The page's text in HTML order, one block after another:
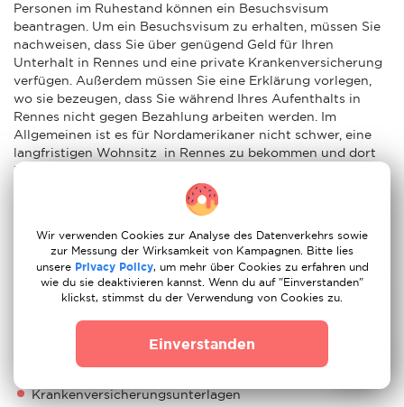
Personen im Ruhestand können ein Besuchsvisum
beantragen. Um ein Besuchsvisum zu erhalten, müssen Sie
nachweisen, dass Sie über genügend Geld für Ihren
Unterhalt in Rennes und eine private Krankenversicherung
verfügen. Außerdem müssen Sie eine Erklärung vorlegen,
wo sie bezeugen, dass Sie während Ihres Aufenthalts in
Rennes nicht gegen Bezahlung arbeiten werden. Im
Allgemeinen ist es für Nordamerikaner nicht schwer, eine
langfristigen Wohnsitz in Rennes zu bekommen und dort
ihre Rentenjahre verbringen. Sie müssen jedoch einen
Anwalt konsultieren, bevor Sie irgendwelche
Vorbereitungen treffen. Es wird eine Menge an
Ein unterschriebener Reisepass, der noch drei Monate
nach dem letzten Tag des Aufenthalts gültig ist ein
Passfoto, auf das Formular geklebt/geklammert ein
Einkommensnachweis ein unterschriebenes und leserlich
ausgefülltes Bewerbungsformular
Krankenversicherungsunterlagen
Wir verwenden Cookies zur Analyse des Datenverkehrs sowie
zur Messung der Wirksamkeit von Kampagnen. Bitte lies
unsere Privacy Policy, um mehr über Cookies zu erfahren und
wie du sie deaktivieren kannst. Wenn du auf "Einverstanden"
klickst, stimmst du der Verwendung von Cookies zu.
Einverstanden